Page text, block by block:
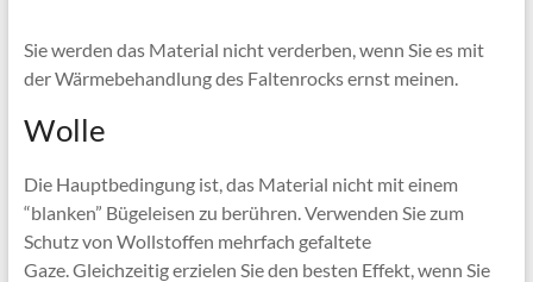
Sie werden das Material nicht verderben, wenn Sie es mit
der Wärmebehandlung des Faltenrocks ernst meinen.
Wolle
Die Hauptbedingung ist, das Material nicht mit einem
“blanken” Bügeleisen zu berühren. Verwenden Sie zum
Schutz von Wollstoffen mehrfach gefaltete
Gaze. Gleichzeitig erzielen Sie den besten Effekt, wenn Sie